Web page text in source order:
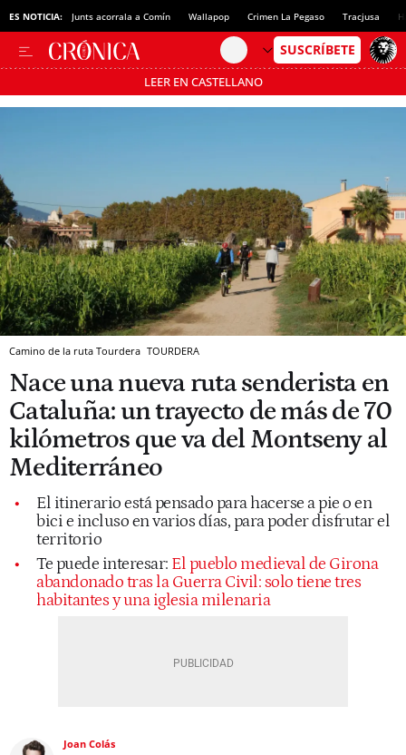
ES NOTICIA: Junts acorrala a Comín Wallapop Crimen La Pegaso Tracjusa
LEER EN CASTELLANO
Pásate al MODO AHORRO
Camino de la ruta Tourdera TOURDERA
Nace una nueva ruta senderista en
Cataluña: un trayecto de más de 70
kilómetros que va del Montseny al
Mediterráneo
El itinerario está pensado para hacerse a pie o en
bici e incluso en varios días, para poder disfrutar el
territorio
Te puede interesar: El pueblo medieval de Girona
abandonado tras la Guerra Civil: solo tiene tres
habitantes y una iglesia milenaria
Joan Colás